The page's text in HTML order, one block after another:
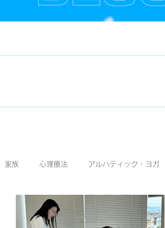
家族 心理療法 アルハティック・ヨガ
医療・看護